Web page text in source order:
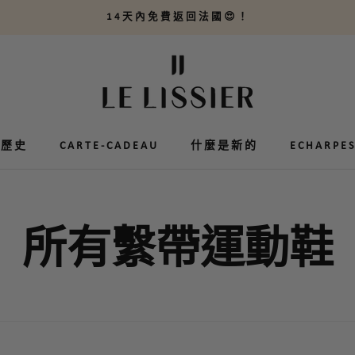
14天內免費返回法國😍！
史
史 CARTE-CADEAU
CARTE-CADEAU 什麼是新的 ECHARPES
ECHARPES
所有繫帶運動鞋